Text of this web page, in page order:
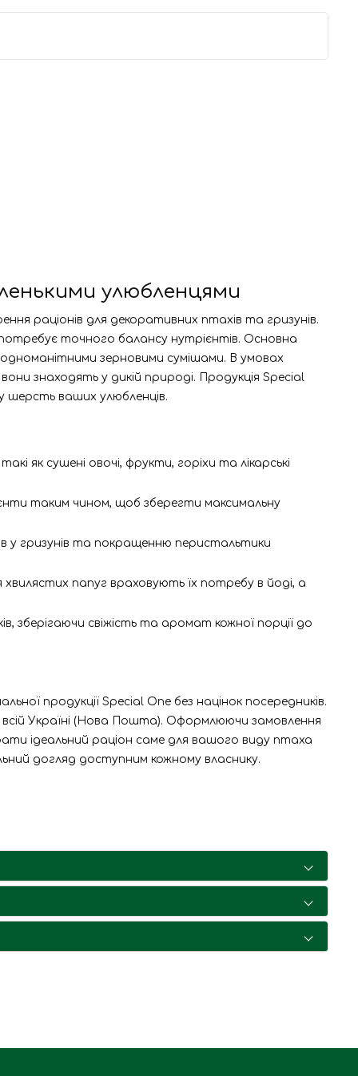
улюбленцями
раціонів для декоративних птахів та гризунів.
точного балансу нутрієнтів. Основна
одноманітними зерновими сумішами. В умовах
знаходять у дикій природі. Продукція Special
шерсть ваших улюбленців.
як сушені овочі, фрукти, горіхи та лікарські
таким чином, щоб зберегти максимальну
у гризунів та покращенню перистальтики
папуг враховують їх потребу в йоді, а
зберігаючи свіжість та аромат кожної порції до
продукції Special One без націнок посередників.
Україні (Нова Пошта). Оформлюючи замовлення
ідеальний раціон саме для вашого виду птаха
догляд доступним кожному власнику.